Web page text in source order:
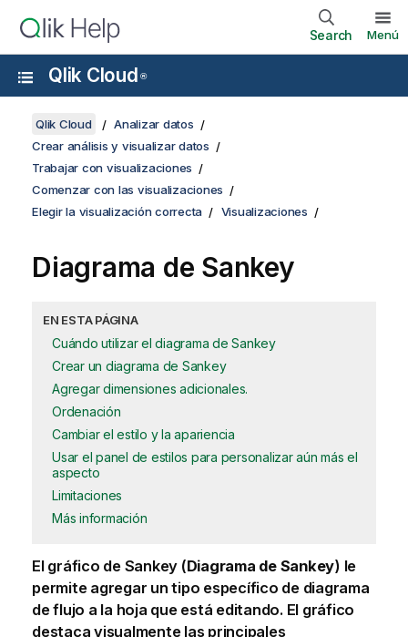
Search Menú
Qlik Cloud ®
Qlik Cloud
Analizar datos
Crear análisis y visualizar datos
Trabajar con visualizaciones
Comenzar con las visualizaciones
Elegir la visualización correcta
Visualizaciones
Diagrama de Sankey
EN ESTA PÁGINA
Cuándo utilizar el diagrama de Sankey
Crear un diagrama de Sankey
Agregar dimensiones adicionales.
Ordenación
Cambiar el estilo y la apariencia
Usar el panel de estilos para personalizar aún más el
aspecto
Limitaciones
Más información
El gráfico de Sankey (Diagrama de Sankey) le
permite agregar un tipo específico de diagrama
de flujo a la hoja que está editando. El gráfico
destaca visualmente las principales